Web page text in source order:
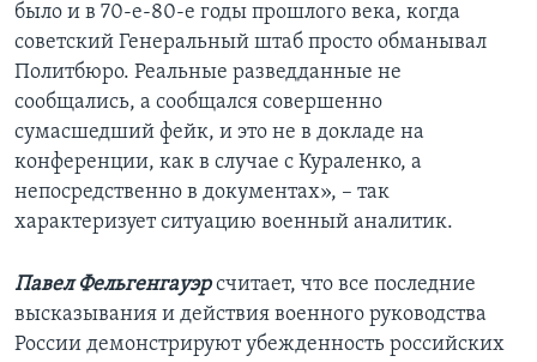
было и в 70-е-80-е годы прошлого века, когда
советский Генеральный штаб просто обманывал
Политбюро. Реальные разведданные не
сообщались, а сообщался совершенно
сумасшедший фейк, и это не в докладе на
конференции, как в случае с Кураленко, а
непосредственно в документах», – так
характеризует ситуацию военный аналитик.
Павел Фельгенгауэрсчитает, что все последние
высказывания и действия военного руководства
России демонстрируют убежденность российских